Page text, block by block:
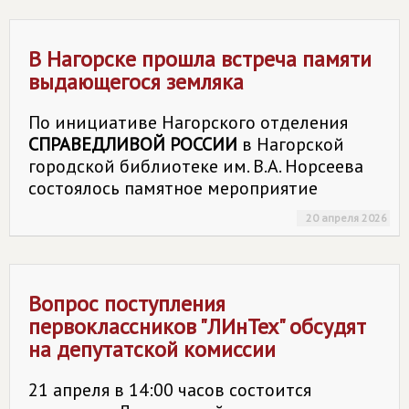
В Нагорске прошла встреча памяти
выдающегося земляка
По инициативе Нагорского отделения
СПРАВЕДЛИВОЙ РОССИИ в Нагорской
городской библиотеке им. В.А. Норсеева
состоялось памятное мероприятие
20 апреля 2026
Вопрос поступления
первоклассников "ЛИнТех" обсудят
на депутатской комиссии
21 апреля в 14:00 часов состоится